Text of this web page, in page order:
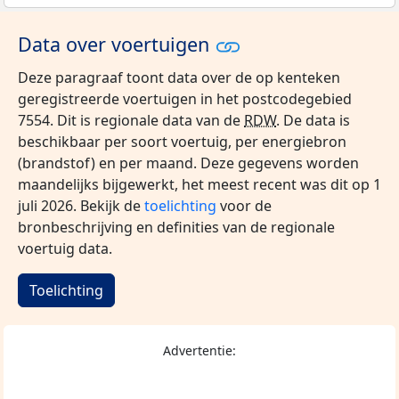
Data over voertuigen
Deze paragraaf toont data over de op kenteken
geregistreerde voertuigen in het postcodegebied
7554. Dit is regionale data van de RDW. De data is
beschikbaar per soort voertuig, per energiebron
(brandstof) en per maand. Deze gegevens worden
maandelijks bijgewerkt, het meest recent was dit op 1
juli 2026. Bekijk detoelichting voor de
bronbeschrijving en definities van de regionale
voertuig data.
Toelichting
Advertentie: